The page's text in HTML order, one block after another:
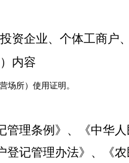
资企业、个体工商户
内容
场所）使用证明。
管理条例》、《中华
记管理办法》、《